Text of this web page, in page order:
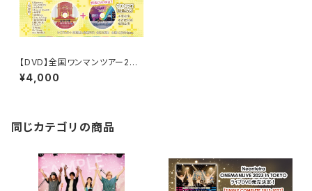
【DVD】全国ワンマンツアー202
4「ONE UP!!!」東京-FINAL-D
VD(初期限定版）
¥4,000
同じカテゴリの商品